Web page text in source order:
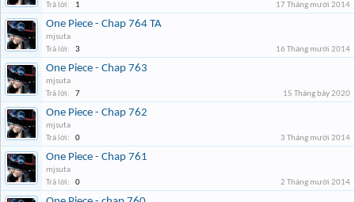
Trả lời:
1 17 Tháng mười 2014
One Piece - Chap 764 TA
mjsuta
Trả lời:
3 16 Tháng mười 2014
One Piece - Chap 763
mjsuta
Trả lời:
7 15 Tháng bảy 2020
One Piece - Chap 762
mjsuta
Trả lời:
0 3 Tháng mười 2014
One Piece - Chap 761
mjsuta
Trả lời:
0 2 Tháng mười 2014